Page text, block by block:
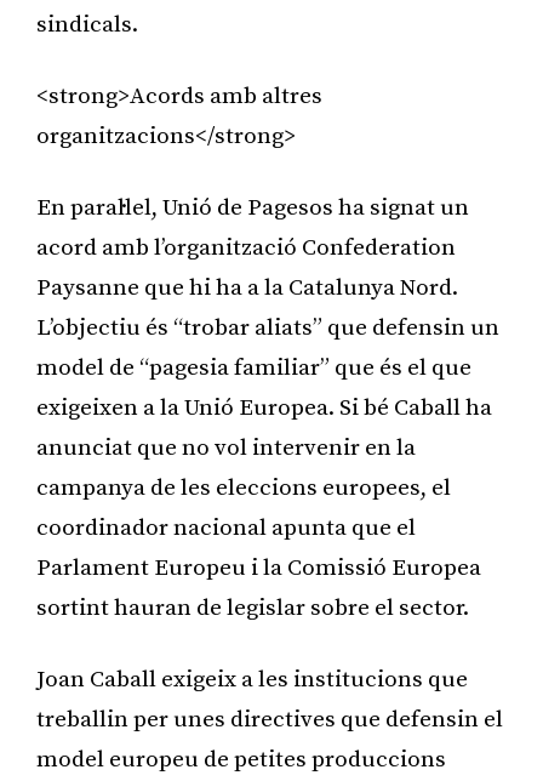
sindicals.
<strong>Acords amb altres
organitzacions</strong>
En paral·lel, Unió de Pagesos ha signat un
acord amb l’organització Confederation
Paysanne que hi ha a la Catalunya Nord.
L’objectiu és “trobar aliats” que defensin un
model de “pagesia familiar” que és el que
exigeixen a la Unió Europea. Si bé Caball ha
anunciat que no vol intervenir en la
campanya de les eleccions europees, el
coordinador nacional apunta que el
Parlament Europeu i la Comissió Europea
sortint hauran de legislar sobre el sector.
Joan Caball exigeix a les institucions que
treballin per unes directives que defensin el
model europeu de petites produccions